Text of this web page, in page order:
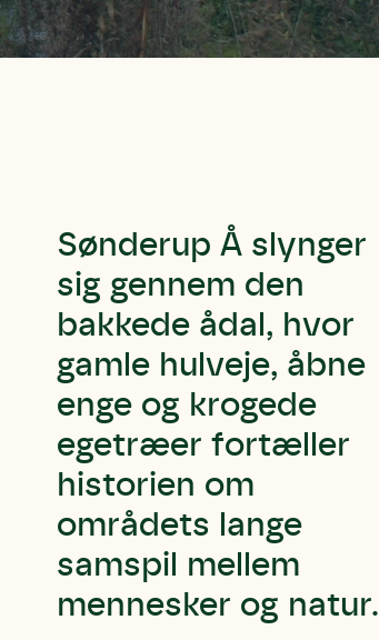
Sønderup Å slynger
sig gennem den
bakkede ådal, hvor
gamle hulveje, åbne
enge og krogede
egetræer fortæller
historien om
områdets lange
samspil mellem
mennesker og natur.